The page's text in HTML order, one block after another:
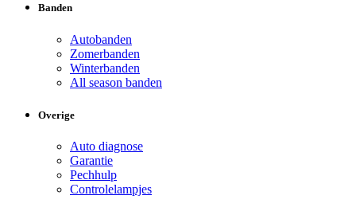
Banden
Autobanden
Zomerbanden
Winterbanden
All season banden
Overige
Auto diagnose
Garantie
Pechhulp
Controlelampjes